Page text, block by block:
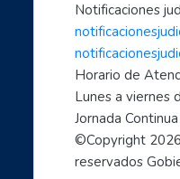
- Aprende a
- Las TIC aliadas
- Sácale provecho a
- Soy un profe TIC:
1, 2, 3 X TIC
- Entornos Digitales
- Líderes digitales
Notificaciones
Horario de
Lunes a viernes
Jornada Continua
©Copyright 2026
reservados